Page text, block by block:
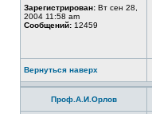
Зарегистрирован: Вт сен 28,
2004 11:58 am
Сообщений: 12459
Вернуться наверх
Проф.А.И.Орлов